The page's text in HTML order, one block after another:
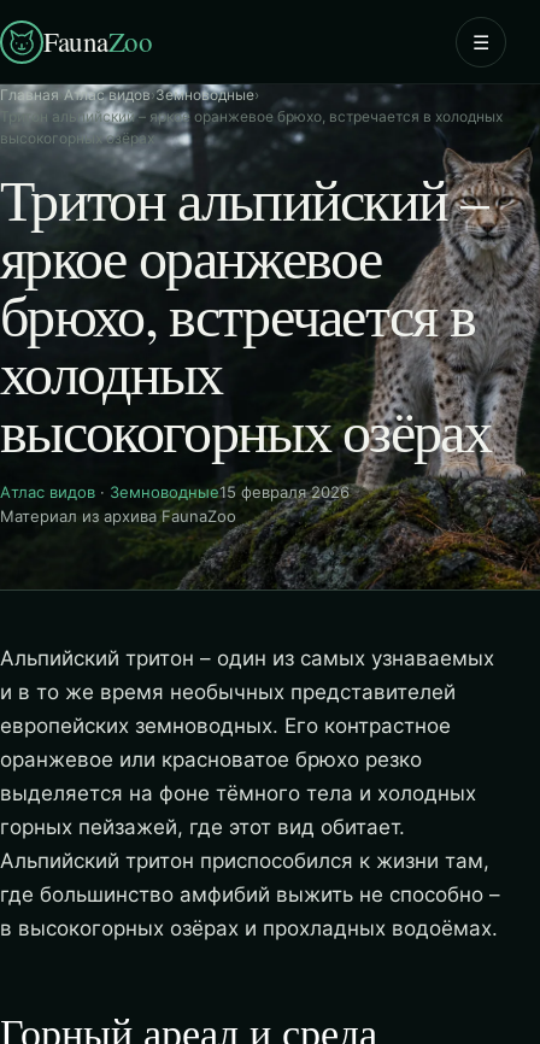
FaunaZoo ☰
Главная Атлас видов›Земноводные›
Тритон альпийский – яркое оранжевое брюхо, встречается в холодных
высокогорных озёрах
Тритон альпийский –
яркое оранжевое
брюхо, встречается в
холодных
высокогорных озёрах
Атлас видов · Земноводные15 февраля 2026
Материал из архива FaunaZoo
Альпийский тритон – один из самых узнаваемых
и в то же время необычных представителей
европейских земноводных. Его контрастное
оранжевое или красноватое брюхо резко
выделяется на фоне тёмного тела и холодных
горных пейзажей, где этот вид обитает.
Альпийский тритон приспособился к жизни там,
где большинство амфибий выжить не способно –
в высокогорных озёрах и прохладных водоёмах.
Горный ареал и среда